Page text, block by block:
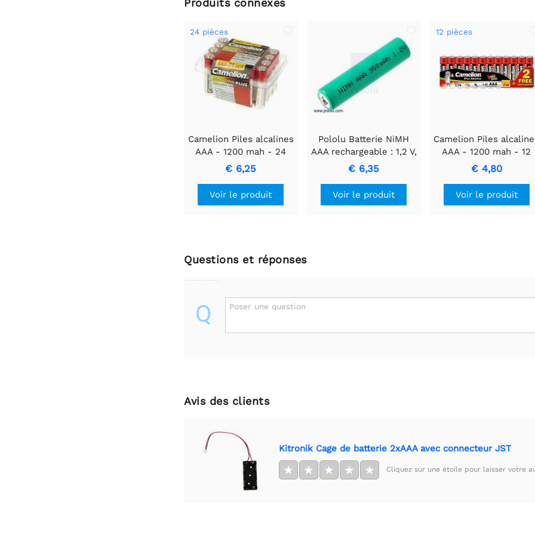
Produits connexes
24 pièces
Camelion Piles alcalines
AAA - 1200 mah - 24
pièces
€ 6,25
Voir le produit
Pololu Batterie NiMH
AAA rechargeable : 1,2 V,
900 mAh, 1 cellule
€ 6,35
Voir le produit
12 pièces
Camelion Piles
AAA - 1200 mah - 12
pièces
€ 4,80
Voir le produit
Questions et réponses
Q Poser une question
Avis des clients
Kitronik Cage de batterie 2xAAA avec connecteur JST
★ ★ ★ ★ ★ Cliquez sur une étoile pour laisser votre